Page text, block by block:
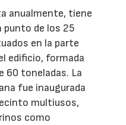
anualmente, tiene
punto de los 25
en la parte
edificio, formada
60 toneladas. La
fue inaugurada
multiusos,
como